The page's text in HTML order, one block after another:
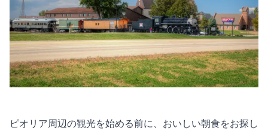
ピオリア周辺の観光を始める前に、おいしい朝食をお探し